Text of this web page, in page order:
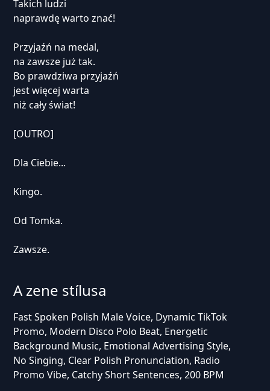
Takich ludzi
naprawdę warto znać!
Przyjaźń na medal,
na zawsze już tak.
Bo prawdziwa przyjaźń
jest więcej warta
niż cały świat!
[OUTRO]
Dla Ciebie...
Kingo.
Od Tomka.
Zawsze.
A zene stílusa
Fast Spoken Polish Male Voice, Dynamic TikTok
Promo, Modern Disco Polo Beat, Energetic
Background Music, Emotional Advertising Style,
No Singing, Clear Polish Pronunciation, Radio
Promo Vibe, Catchy Short Sentences, 200 BPM